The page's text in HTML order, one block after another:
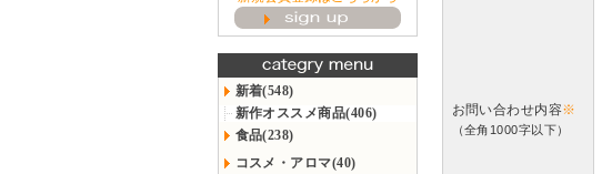
新着(548)
新作オススメ商品(406)
食品(238)
コスメ・アロマ(40)
お問い合わせ内容※
（全角1000字以下）